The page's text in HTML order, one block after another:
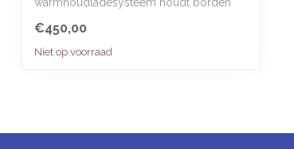
€450,00
Niet op voorraad